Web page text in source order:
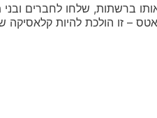
ברשתות, שלחו לחברים
– זו הולכת להיות